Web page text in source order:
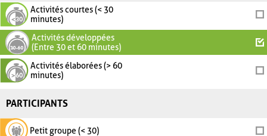
Activités courtes (< 30
minutes)
Activités développées
(Entre 30 et 60 minutes)
Activités élaborées (> 60
minutes)
PARTICIPANTS
Petit groupe (< 30)